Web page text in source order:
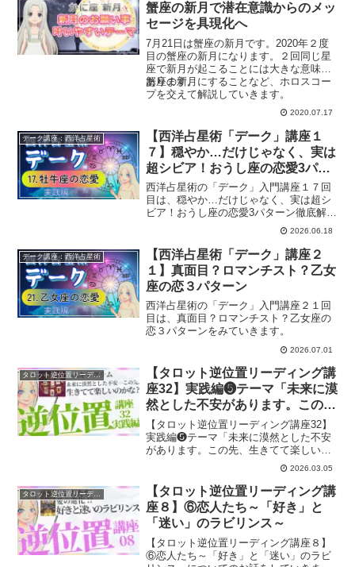
蟹座の新月で潜在意識からのメッ
セージを具現化へ
7月21日は蟹座の新月です。2020年２度
目の蟹座の新月になります。２回同じ星
座で新月が起こることには大きな意味が
あります。
蟹座の新月にすることなど、ホロスコー
プを交えて解説していきます。
2020.07.17
デーク講座：西洋占星術
【西洋占星術「デーク」講座１
７】穏やか…だけじゃなく、実は
超シビア！おうし座の恋愛3パタ
ーン徹底解説
西洋占星術の「デーク」入門講座１７回
目は、穏やか…だけじゃなく、実は超シ
ビア！おうし座の恋愛3パターン徹底解説
2026.06.18
デーク講座：西洋占星術
【西洋占星術「デーク」講座２
１】真面目？ロマンチスト？乙女
座の恋３パターン
西洋占星術の「デーク」入門講座２１回
目は、真面目？ロマンチスト？乙女座の
恋３パターンをみていきます。
2026.07.01
タロット逆位置リーディング講座
【タロット逆位置リーディング講
座32】実践編❺テーマ「未来に漠
然とした不安があります。この
先、生きてて楽しいのかなと。お
金のことも心配。」
【タロット逆位置リーディング講座32】
実践編❺テーマ「未来に漠然とした不安
があります。この先、生きてて楽しいの
かなと。お金のことも心配。」につい
て、リーディングしていきます。
2026.03.05
【タロット逆位置リーディング講
座８】⑥恋人たち～「好き」と
「迷い」のラビリンス～
【タロット逆位置リーディング講座８】
⑥恋人たち～「好き」と「迷い」のラビ